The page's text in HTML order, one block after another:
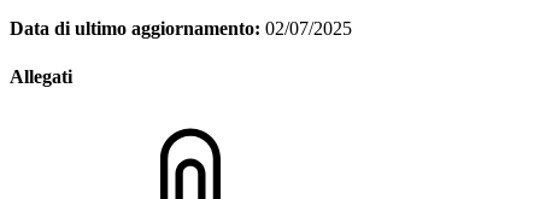
Data di ultimo aggiornamento: 02/07/2025
Allegati